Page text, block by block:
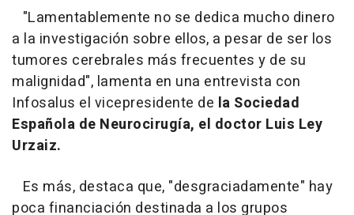
"Lamentablemente no se dedica mucho dinero
a la investigación sobre ellos, a pesar de ser los
tumores cerebrales más frecuentes y de su
malignidad", lamenta en una entrevista con
Infosalus el vicepresidente de la Sociedad
Española de Neurocirugía, el doctor Luis Ley
Urzaiz.
Es más, destaca que, "desgraciadamente" hay
poca financiación destinada a los grupos